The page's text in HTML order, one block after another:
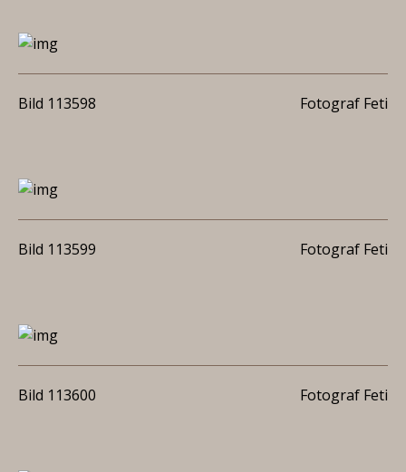
Bild 113598 Fotograf Feti
Bild 113599 Fotograf Feti
Bild 113600 Fotograf Feti